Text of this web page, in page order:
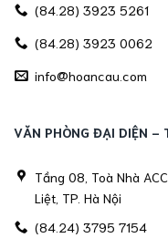
(84.28) 3923 5261
(84.28) 3923 0062
info@hoancau.com
VĂN PHÒNG ĐẠI DIỆN -
Tầng 08, Toà Nhà
Liệt, TP. Hà Nội
(84.24) 3795 7154